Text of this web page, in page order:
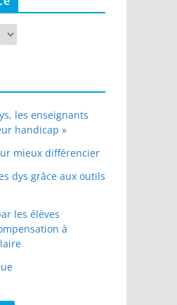
les enseignants
handicap »
mieux différencier
dys grâce aux outils
les élèves
à